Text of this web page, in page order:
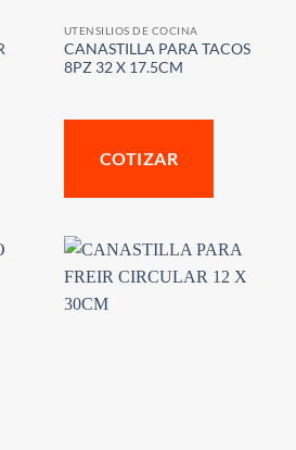
UTENSILIOS DE COCINA
CANASTILLA PARA TACOS
8PZ 32 X 17.5CM
COTIZAR